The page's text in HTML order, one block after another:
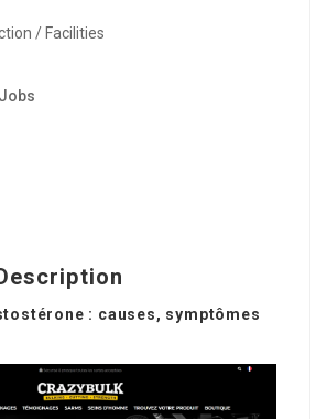
/ Facilities
: causes, symptômes